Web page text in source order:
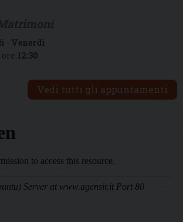
- Venerdì
12:30
Vedi tutti gli appuntamenti